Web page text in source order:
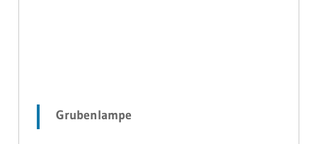
Grubenlampe